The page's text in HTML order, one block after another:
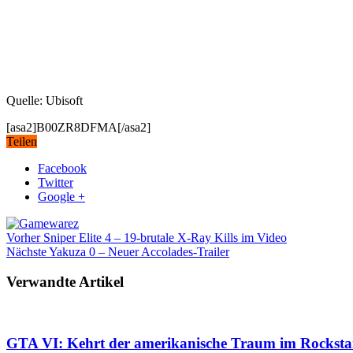
Quelle: Ubisoft
[asa2]B00ZR8DFMA[/asa2]
Teilen
Facebook
Twitter
Google +
VorherSniper Elite 4 – 19-brutale X-Ray Kills im Video
NächsteYakuza 0 – Neuer Accolades-Trailer
Verwandte Artikel
GTA VI: Kehrt der amerikanische Traum im